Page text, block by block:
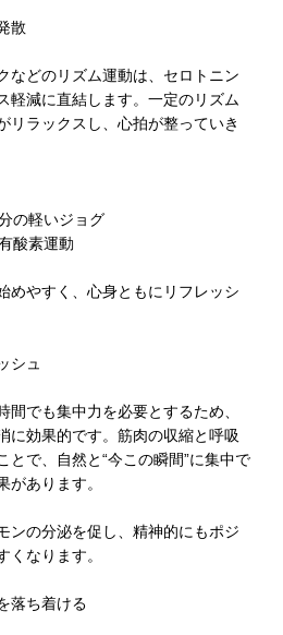
散
などのリズム運動は、セロトニン
軽減に直結します。一定のリズム
リラックスし、心拍が整っていき
の軽いジョグ
酸素運動
めやすく、心身ともにリフレッシ
シュ
間でも集中力を必要とするため、
に効果的です。筋肉の収縮と呼吸
とで、自然と“今この瞬間”に集中で
があります。
ンの分泌を促し、精神的にもポジ
くなります。
落ち着ける